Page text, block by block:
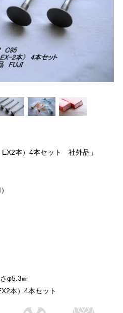
本）4本セット 社外品」
φ5.3㎜
本）4本セット